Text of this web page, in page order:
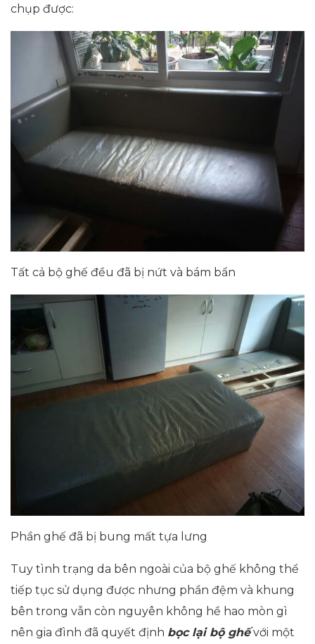
chụp được:
Tất cả bộ ghế đều đã bị nứt và bám bẩn
Phần ghế đã bị bung mất tựa lưng
Tuy tình trạng da bên ngoài của bộ ghế không thể
tiếp tục sử dụng được nhưng phần đệm và khung
bên trong vẫn còn nguyên không hề hao mòn gì
nên gia đình đã quyết định bọc lại bộ ghếvới một